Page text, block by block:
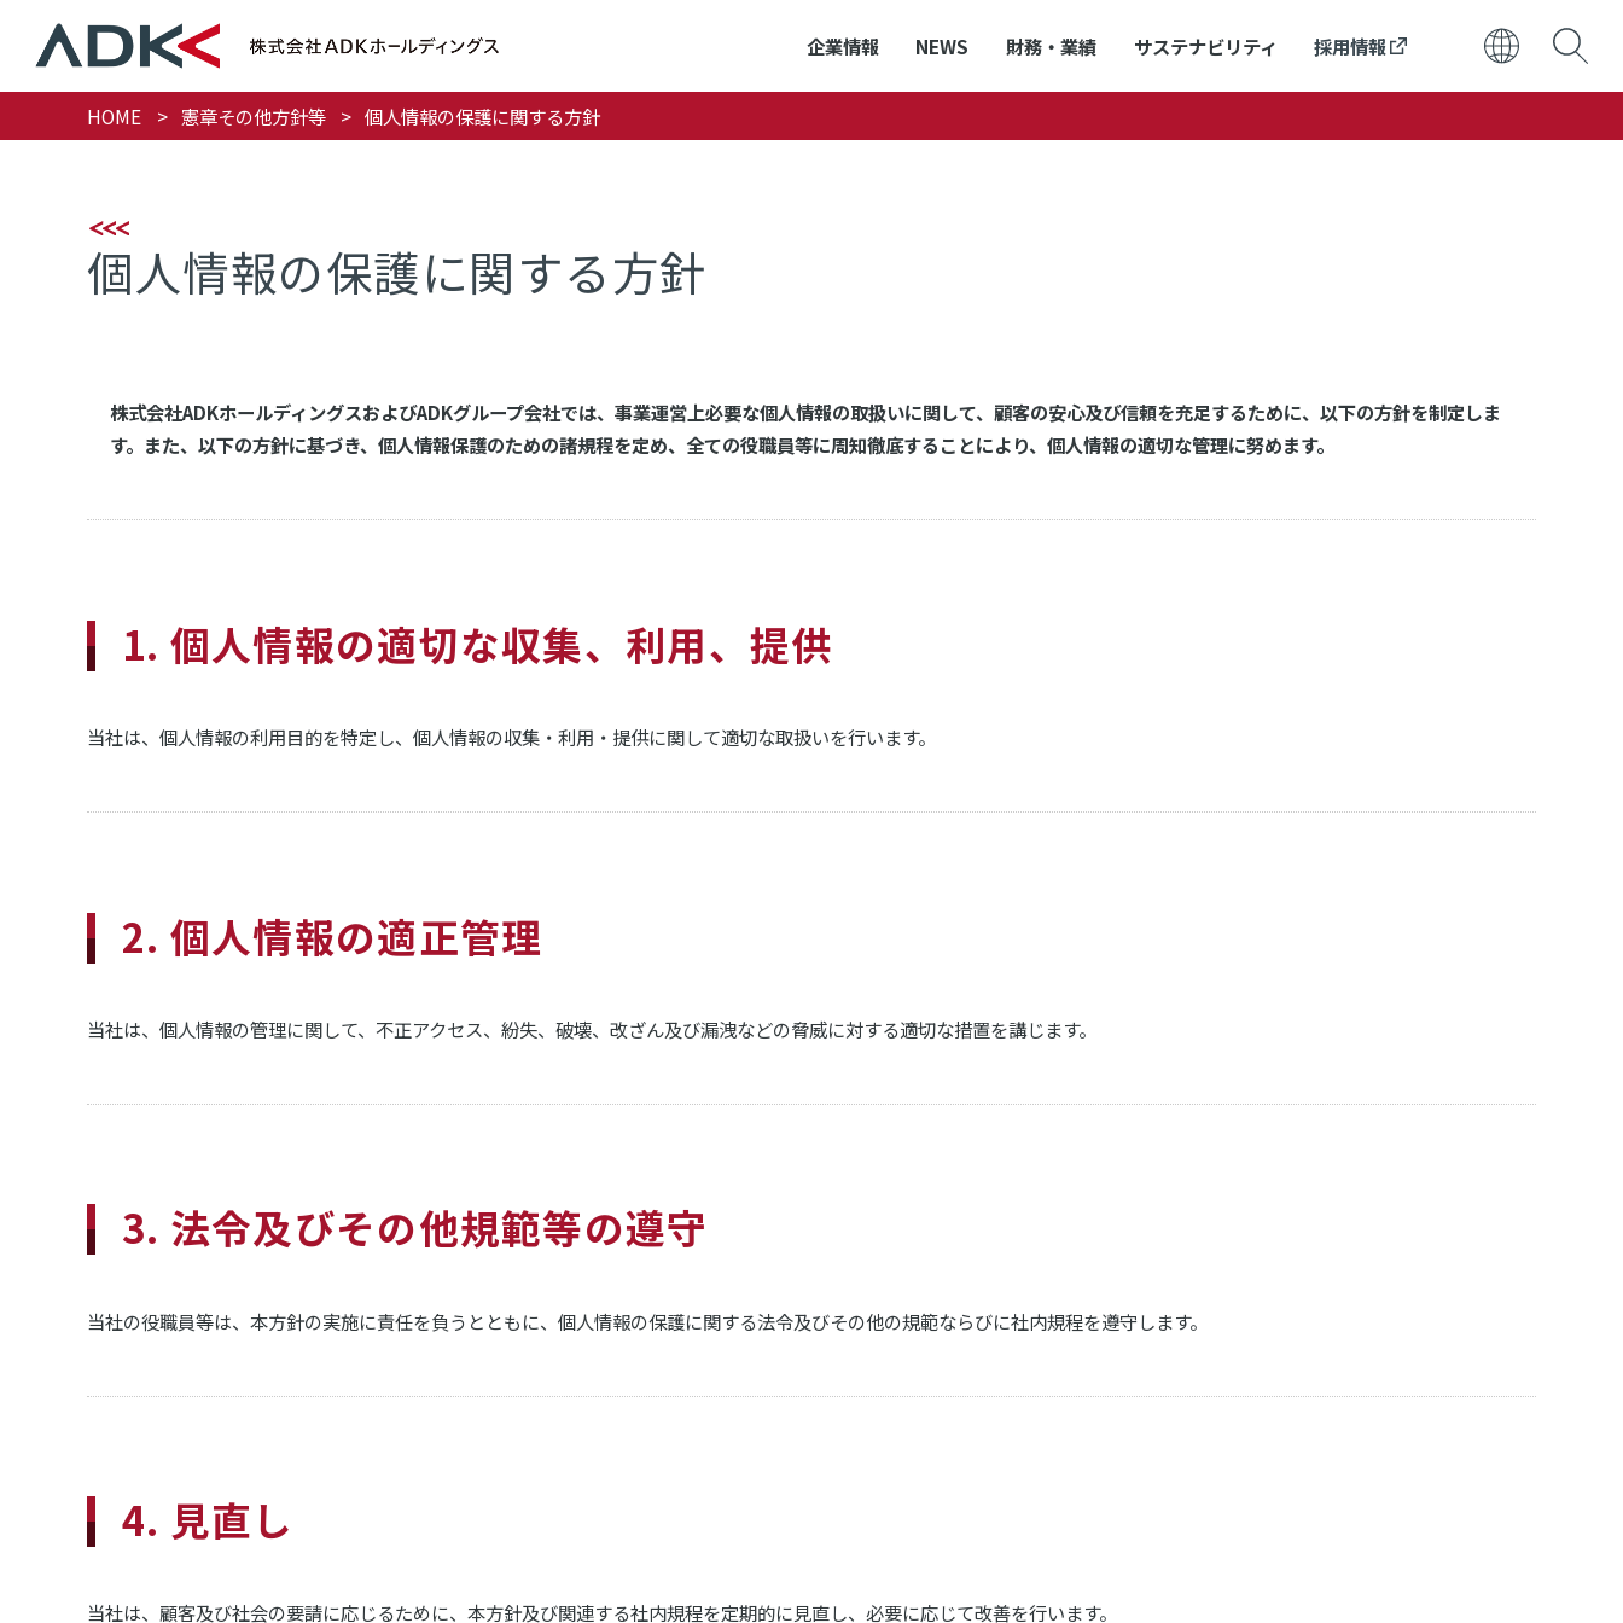
企業情報 NEWS 財務・業績 サステナビリティ 採用情報
日本語
HOME 憲章その他方針等 個人情報の保護に関する方針
個人情報の保護に関する方針
株式会社ADKホールディングスおよびADKグループ会社では、事業運営上必要な個人情報の取扱いに関して、顧客の安心及び信頼を充足するために、以下の方針を制定しま
す。また、以下の方針に基づき、個人情報保護のための諸規程を定め、全ての役職員等に周知徹底することにより、個人情報の適切な管理に努めます。
1. 個人情報の適切な収集、利用、提供
当社は、個人情報の利用目的を特定し、個人情報の収集・利用・提供に関して適切な取扱いを行います。
2. 個人情報の適正管理
当社は、個人情報の管理に関して、不正アクセス、紛失、破壊、改ざん及び漏洩などの脅威に対する適切な措置を講じます。
3. 法令及びその他規範等の遵守
当社の役職員等は、本方針の実施に責任を負うとともに、個人情報の保護に関する法令及びその他の規範ならびに社内規程を遵守します。
4. 見直し
当社は、顧客及び社会の要請に応じるために、本方針及び関連する社内規程を定期的に見直し、必要に応じて改善を行います。